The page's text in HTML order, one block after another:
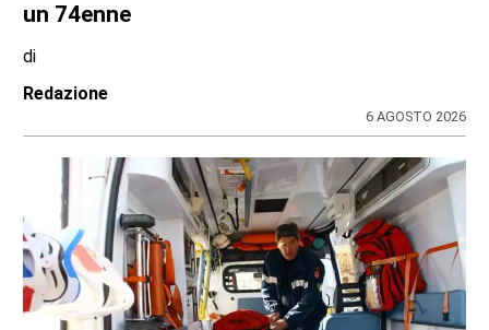
un 74enne
di
Redazione
6 AGOSTO 2026